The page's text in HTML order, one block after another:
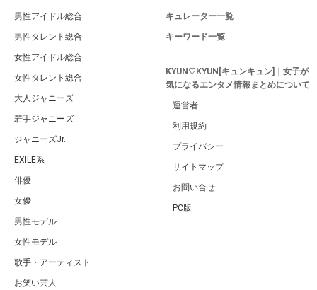
男性アイドル総合
男性タレント総合
女性アイドル総合
女性タレント総合
大人ジャニーズ
若手ジャニーズ
ジャニーズJr.
EXILE系
俳優
女優
男性モデル
女性モデル
歌手・アーティスト
お笑い芸人
キュレーター一覧
キーワード一覧
KYUN♡KYUN[キュンキュン]｜女子が
気になるエンタメ情報まとめについて
運営者
利用規約
プライバシー
サイトマップ
お問い合せ
PC版